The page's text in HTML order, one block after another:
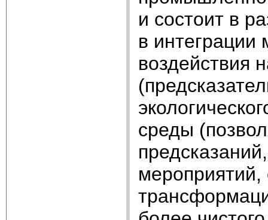
и состоит в
в интеграции
воздействия
среды
мероприятий,